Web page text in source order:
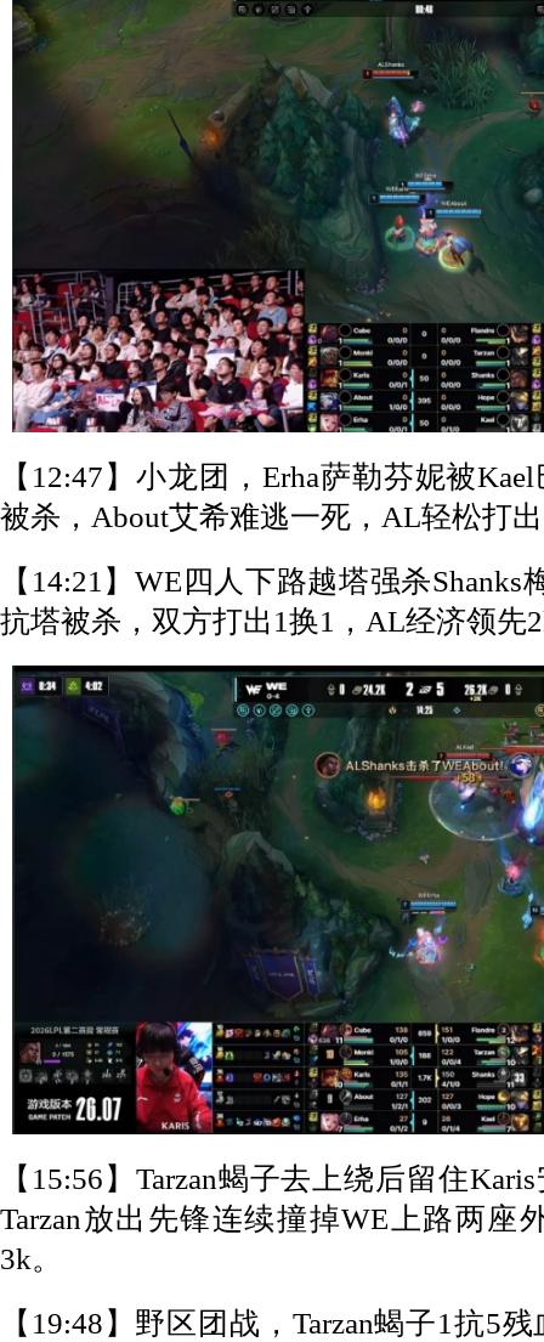
【12:47】小龙团，Erha萨勒芬妮被
被杀，About艾希难逃一死，AL轻松打
【14:21】WE四人下路越塔强杀
抗塔被杀，双方打出1换1，AL经济领先
【15:56】Tarzan蝎子去上绕后留住
Tarzan放出先锋连续撞掉WE上路两座
3k。
【19:48】野区团战，Tarzan蝎子1抗5